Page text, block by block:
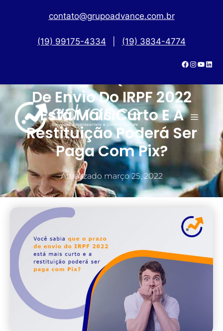
contato@grupoadvance.com.br
(19) 99175-4334 (19) 3834-4774
Você Sabia Que O Prazo
De Envio Do IRPF 2022
Está Mais Curto E A
Restituição Poderá Ser
Paga Com Pix?
Atualizado março 25, 2022